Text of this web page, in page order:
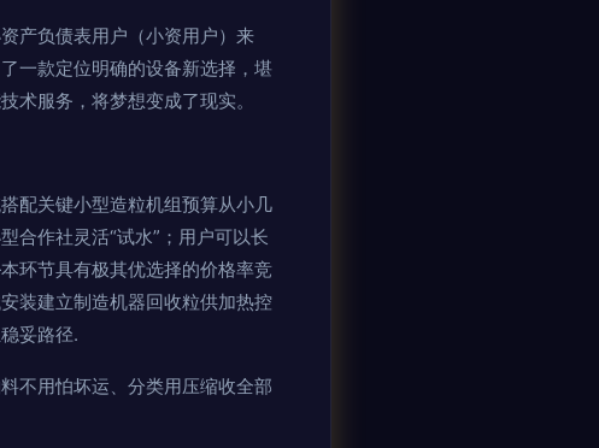
产负债表用户（小资用户）来
一款定位明确的设备新选择，堪
服务，将梦想变成了现实。
配关键小型造粒机组预算从小几
合作社灵活“试水”；用户可以长
环节具有极其优选择的价格率竞
装建立制造机器回收粒供加热控
妥路径.
不用怕坏运、分类用压缩收全部